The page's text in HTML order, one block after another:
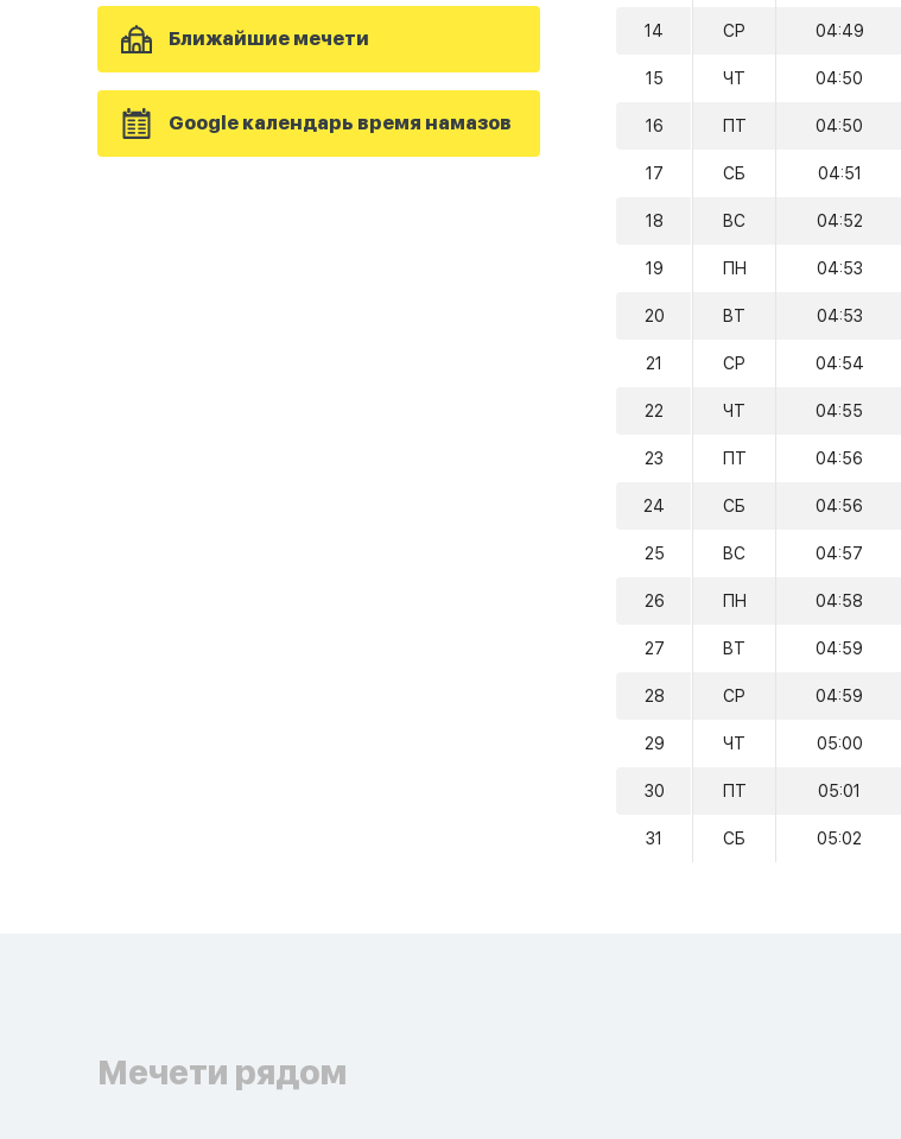
Ближайшие мечети
Google календарь время намазов
14 СР 04:49
15 ЧТ 04:50
16 ПТ 04:50
17 СБ 04:51
18 ВС 04:52
19 ПН 04:53
20 ВТ 04:53
21 СР 04:54
22 ЧТ 04:55
23 ПТ 04:56
24 СБ 04:56
25 ВС 04:57
26 ПН 04:58
27 ВТ 04:59
28 СР 04:59
29 ЧТ 05:00
30 ПТ 05:01
31 СБ 05:02
Мечети рядом